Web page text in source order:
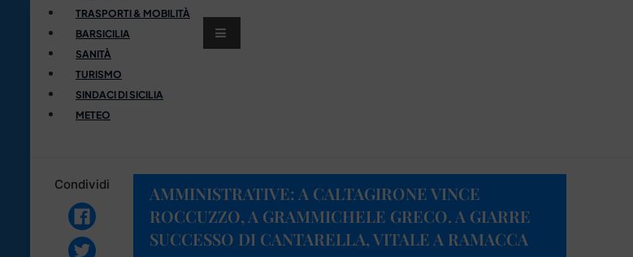
TRASPORTI & MOBILITÀ
BARSICILIA
SANITÀ
TURISMO
SINDACI DI SICILIA
METEO
Condividi
AMMINISTRATIVE: A CALTAGIRONE VINCE
ROCCUZZO, A GRAMMICHELE GRECO. A GIARRE
SUCCESSO DI CANTARELLA, VITALE A RAMACCA